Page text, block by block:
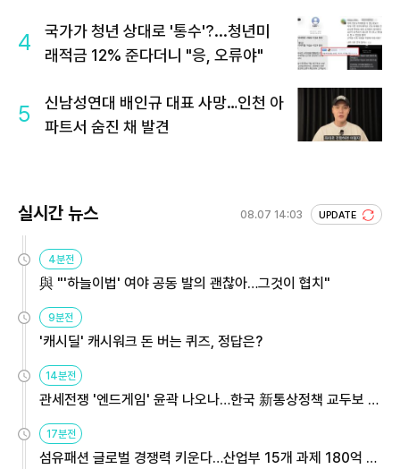
4
국가가 청년 상대로 '통수'?...청년미
래적금 12% 준다더니 "응, 오류야"
5
신남성연대 배인규 대표 사망…인천 아
파트서 숨진 채 발견
실시간 뉴스 08.07 14:03 UPDATE
4분전
與 "'하늘이법' 여야 공동 발의 괜찮아…그것이 협치"
9분전
'캐시딜' 캐시워크 돈 버는 퀴즈, 정답은?
14분전
관세전쟁 '엔드게임' 윤곽 나오나…한국 新통상정책 교두보 활
17분전
섬유패션 글로벌 경쟁력 키운다…산업부 15개 과제 180억 지